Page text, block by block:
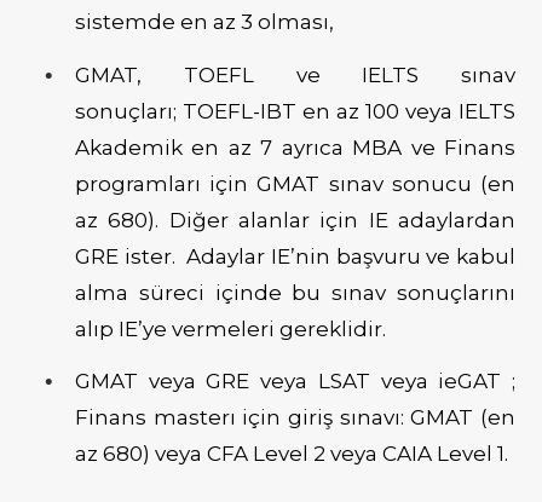
sistemde en az 3 olması,
GMAT, TOEFL ve IELTS sınav
sonuçları; TOEFL-IBT en az 100 veya IELTS
Akademik en az 7 ayrıca MBA ve Finans
programları için GMAT sınav sonucu (en
az 680). Diğer alanlar için IE adaylardan
GRE ister. Adaylar IE’nin başvuru ve kabul
alma süreci içinde bu sınav sonuçlarını
alıp IE’ye vermeleri gereklidir.
GMAT veya GRE veya LSAT veya ieGAT ;
Finans masterı için giriş sınavı: GMAT (en
az 680) veya CFA Level 2 veya CAIA Level 1.